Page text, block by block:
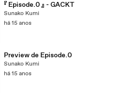
『 Episode.0 』 - GACKT
Sunako Kumi
há 15 anos
Preview de Episode.0
Sunako Kumi
há 15 anos